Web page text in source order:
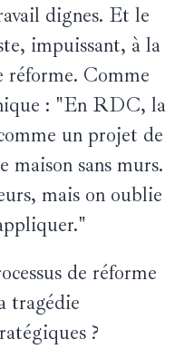
dignes. Et le
impuissant, à la
réforme. Comme
: "En RDC, la
un projet de
maison sans murs.
mais on oublie
de réforme
tragédie
?